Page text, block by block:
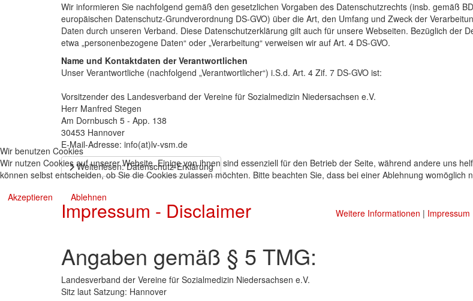
Wir informieren Sie nachfolgend gemäß den gesetzlichen Vorgaben des Datenschutzrechts (insb. gemäß
europäischen Datenschutz-Grundverordnung DS-GVO) über die Art, den Umfang und Zweck der
Daten durch unseren Verband. Diese Datenschutzerklärung gilt auch für unsere Webseiten. Bezüglich der
etwa „personenbezogene Daten“ oder „Verarbeitung“ verweisen wir auf Art. 4 DS-GVO.
Name und Kontaktdaten der Verantwortlichen
Unser Verantwortliche (nachfolgend „Verantwortlicher“) i.S.d. Art. 4 Zif. 7 DS-GVO ist:
Vorsitzender des Landesverband der Vereine für Sozialmedizin Niedersachsen e.V.
Herr Manfred Stegen
Am Dornbusch 5 - App. 138
30453 Hannover
E-Mail-Adresse: info(at)lv-vsm.de
Weiterlesen: Datenschutz-Erklärung
Impressum - Disclaimer
Angaben gemäß § 5 TMG:
Landesverband der Vereine für Sozialmedizin Niedersachsen e.V.
Sitz laut Satzung: Hannover
Wir benutzen Cookies
Wir nutzen Cookies auf unserer Website. Einige von ihnen sind essenziell für den Betrieb der Seite, während andere uns
können selbst entscheiden, ob Sie die Cookies zulassen möchten. Bitte beachten Sie, dass bei einer Ablehnung
Akzeptieren
Ablehnen
Weitere Informationen | Impressum